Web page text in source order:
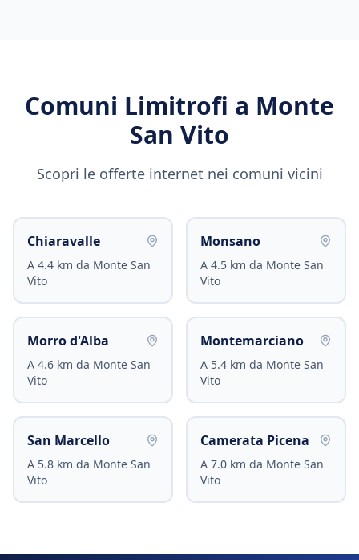
Comuni Limitrofi a Monte
San Vito
Scopri le offerte internet nei comuni vicini
Chiaravalle
A 4.4 km da Monte San
Vito
Monsano
A 4.5 km da Monte San
Vito
Morro d'Alba
A 4.6 km da Monte San
Vito
Montemarciano
A 5.4 km da Monte San
Vito
San Marcello
A 5.8 km da Monte San
Vito
Camerata Picena
A 7.0 km da Monte San
Vito